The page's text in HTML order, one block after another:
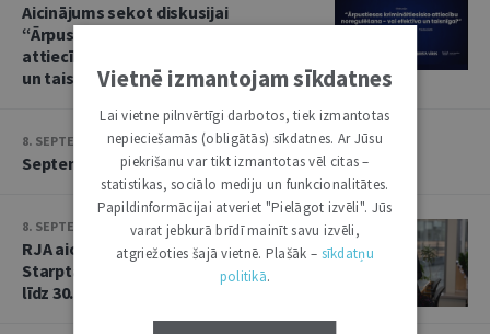
Aicinājums sekot diskusijai
“Ārpustiesas krimināltiesisko
attiecību noregulēšana – vai efektīva
un taisnīga?”
8. SEPTEMBRIS • 13:14
Septembra saruna par starptautiskajām tiesībām
8. SEPTEMBRIS • 13:13
RJA aicina iesniegt rakstus Baltijas
Starptautisko tiesību gadagrāmatai
līdz 30. septembrim
Vietnē izmantojam sīkdatnes
Lai vietne pilnvērtīgi darbotos, tiek izmantotas
nepieciešamās (obligātās) sīkdatnes. Ar Jūsu
piekrišanu var tikt izmantotas vēl citas –
statistikas, sociālo mediju un funkcionalitātes.
Papildinformācijai atveriet "Pielāgot izvēli". Jūs
varat jebkurā brīdī mainīt savu izvēli,
atgriežoties šajā vietnē. Plašāk – sīkdatņu
politikā.